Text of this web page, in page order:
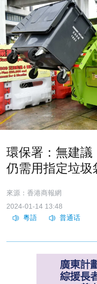
環保署：無建議
仍需用指定垃圾
來源：香港商報網
2024-01-14 13:48